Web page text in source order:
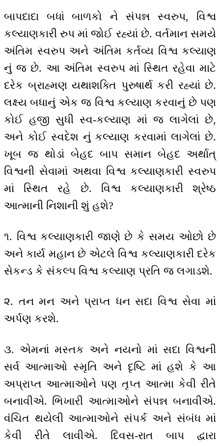
બાપદાદા બધાં બાળકો ને સંપન્ન સ્વરુપ, વિશ્વ
કલ્યાણકારી રુપ માં જોઈ રહ્યાં છે. વર્તમાન સમયે
અંતિમ સ્વરુપ અને અંતિમ કર્તવ્ય વિશ્વ કલ્યાણ
નું જ છે. આ અંતિમ સ્વરુપ માં સ્થિત રહેવા માટે
દરેક બ્રાહ્મણ યથાશક્તિ પુરુષાર્થ કરી રહ્યાં છે.
લક્ષ્ય બધાનું એક જ વિશ્વ કલ્યાણ કરવાનું છે પણ
કોઈ હજી સુધી સ્વ-કલ્યાણ માં જ લાગેલાં છે,
અને કોઈ સ્વદેશ નું કલ્યાણ કરવામાં લાગેલાં છે.
ખૂબ જ થોડાં બેહદ બાપ સમાન બેહદ અર્થાત્
વિશ્વની સેવામાં અથવા વિશ્વ કલ્યાણકારી સ્વરુપ
માં સ્થિત રહે છે. વિશ્વ કલ્યાણકારી શ્રેષ્ઠ
આત્માની નિશાની શું હશે?
૧. વિશ્વ કલ્યાણકારી જાણે છે કે સમય ઓછો છે
અને કાર્ય મહાન છે એટલે વિશ્વ કલ્યાણકારી દરેક
સેકન્ડ કે સંકલ્પ વિશ્વ કલ્યાણ પ્રતિ જ લગાડશે.
૨. તન મન અને પ્રાપ્ત ધન સદા વિશ્વ સેવા માં
અર્પણ કરશે.
૩. એમનાં મસ્તક અને નયનો માં સદા વિશ્વની
સર્વ આત્માઓ સ્મૃતિ અને દૃષ્ટિ માં હશે કે આ
અપ્રાપ્ત આત્માઓને પણ તૃપ્ત આત્મા કેવી રીતે
બનાવીએ. ભિખારી આત્માઓને સંપન્ન બનાવીએ.
વંચિત થયેલી આત્માઓને સંપર્ક અને સંબંધ માં
કેવી રીતે લાવીએ. દિવસ-રાત બાપ દ્વારા